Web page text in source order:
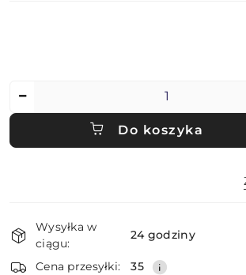
Do koszyka
i
dostawa
Wysyłka w
ciągu:
24 godziny
Cena przesyłki: 35